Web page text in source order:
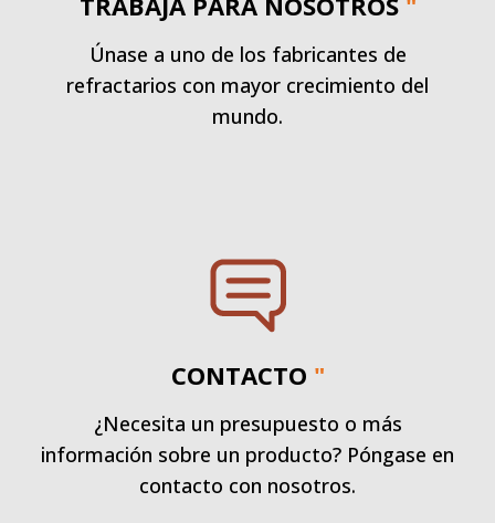
Únase a uno de los fabricantes de
refractarios con mayor crecimiento del
mundo.
CONTACTO "
¿Necesita un presupuesto o más
información sobre un producto? Póngase en
contacto con nosotros.